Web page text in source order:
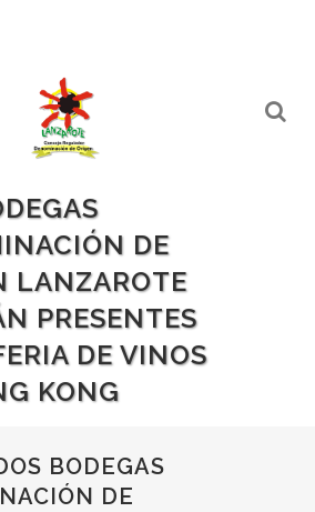
DE
LANZAROTE
PRESENTES
DE VINOS
KONG
BODEGAS
DE